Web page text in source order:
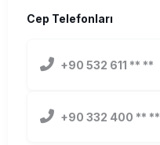
Cep Telefonları
+90 532 611 ** **
+90 332 400 ** **